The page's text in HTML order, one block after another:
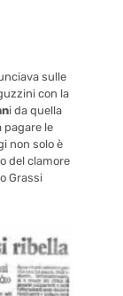
sulle
con la
i da quella
pagare le
non solo è
del clamore
Grassi